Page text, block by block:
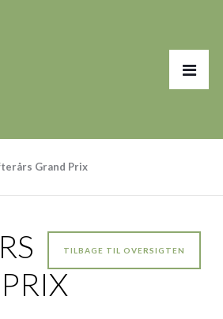
Grand Prix
TILBAGE TIL OVERSIGTEN